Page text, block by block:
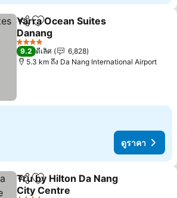
แชร์ เพิ่มในรายการโปรด
Yarra Ocean Suites
Danang
4 ดาว
9.2 ดีเลิศ
6,828
5.3 km ถึง Da Nang International Airport
ดูราคา
แชร์ เพิ่มในรายการโปรด
Tru by Hilton Da Nang
City Centre